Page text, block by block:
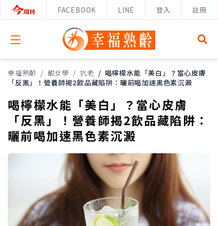
FACEBOOK LINE 登入 註冊
Open menu
幸福熟齡 / 靚女學 / 抗老 / 喝檸檬水能「美白」？當心皮膚
「反黑」！營養師揭2飲品藏陷阱：曬前喝加速黑色素沉澱
喝檸檬水能「美白」？當心皮膚
「反黑」！營養師揭2飲品藏陷阱：
曬前喝加速黑色素沉澱